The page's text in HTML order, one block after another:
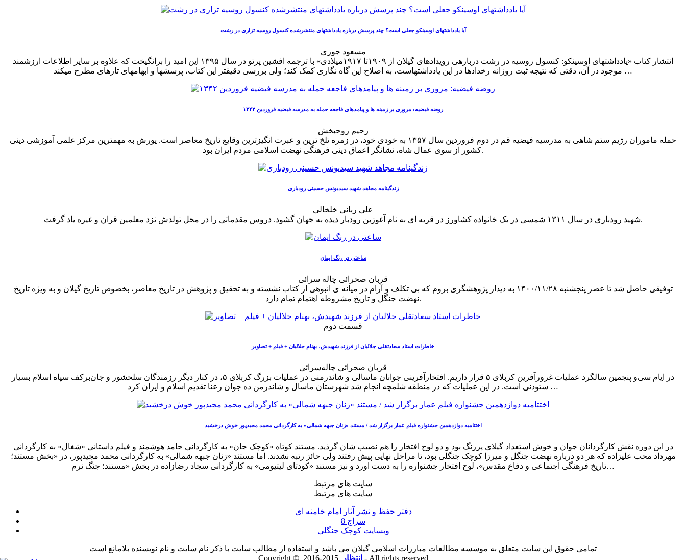
آیا یادداشتهای اوسینکو جعلی است؟ چند پرسش درباره یادداشتهای منتشرشده کنسول روسیه تزاری در رشت
مسعود جوزی
انتشار کتاب «یادداشتهای اوسینکو: کنسول روسیه در رشت دربارهی رویدادهای گیلان از ۱۹۰۹تا ۱۹۱۷میلادی» با ترجمه افشین پرتو در سال ۱۳۹۵ این امید را برانگیخت که علاوه بر سایر اطلاعات ارزشمند
موجود در آن، دقتی که نتیجه ثبت روزانه رخدادها در این یادداشتهاست، به اصلاح این گاه نگاری کمک کند؛ ولی بررسی دقیقتر این کتاب، پرسشها و ابهامهای تازهای مطرح میکند …
روضه فیضیه: مروری بر زمینه ها و پیامدهای فاجعه حمله به مدرسه فیضیه فروردین ۱۳۴۲
رحیم روحبخش
حمله ماموران رژیم ستم شاهی به مدرسیه فیضیه قم در دوم فروردین سال ۱۳۵۷ به خودی خود، در زمره تلخ ترین و عبرت انگیزترین وقایع تاریخ معاصر است. یورش به مهمترین مرکز علمی آموزشی دینی
کشور از سوی عمال شاه، نشانگر اعماق دینی فرهنگی نهضت اسلامی مردم ایران بود.
زندگینامه مجاهد شهید سیدیونس حسینی رودباری
علی ربانی خلخالی
شهید رودباری در سال ۱۳۱۱ شمسی در یک خانواده کشاورز در قریه ای به نام آغوزبن رودبار دیده به جهان گشود. دروس مقدماتی را در محل تولدش نزد معلمین قران و غیره یاد گرفت.
ساعتی در رنگ ایمان
قربان صحرائی چاله سرائی
توفیقی حاصل شد تا عصر پنجشنبه ۱۴۰۰/۱۱/۲۸ به دیدار پژوهشگری بروم که بی تکلف و آرام در میانه ی انبوهی از کتاب نشسته و به تحقیق و پژوهش در تاریخ معاصر، بخصوص تاریخ گیلان و به ویژه تاریخ
نهضت جنگل و تاریخ مشروطه اهتمام تمام دارد.
قسمت دوم
خاطرات استاد سعادتقلی جلالیان از فرزند شهیدش، بهنام جلالیان + فیلم + تصاویر
قربان صحرائی چاله‌سرائی
در ایام سی‌و پنجمین سالگرد عملیات غرورآفرین کربلای ۵ قرار داریم. افتخارآفرینی جوانان ماسالی و شاندرمنی در عملیات بزرگ کربلای ۵، در کنار دیگر رزمندگان سلحشور و جان‌برکف سپاه اسلام بسیار
ستودنی است. در این عملیات که در منطقه شلمچه انجام شد شهرستان ماسال و شاندرمن ده جوان رعنا تقدیم اسلام و ایران کرد …
اختتامیه دوازدهمین جشنواره فیلم عمار برگزار شد / مستند «زنان جبهه شمالی» به کارگردانی محمد مجیدپور خوش درخشید
در این دوره نقش کارگردانان جوان و خوش استعداد گیلای پررنگ بود و دو لوح افتخار را هم نصیب شان گرذید. مستند کوتاه «کوچک جان» به کارگردانی حامد هوشمند و فیلم داستانی «شغال» به کارگردانی
مهرداد محب علیزاده که هر دو درباره نهضت جنگل و میرزا کوچک جنگلی بود، تا مراحل نهایی پیش رفتند ولی حائز رتبه نشدند. اما مستند «زنان جبهه شمالی» به کارگردانی محمد مجیدپور، در «بخش مستند؛
تاریخ فرهنگی اجتماعی و دفاع مقدس»، لوح افتخار جشنواره را به دست اورد و نیز مستند «کودتای لیتیومی» به کارگردانی سجاد رضازاده در بخش «مستند؛ جنگ نرم…
سایت های مرتبط
سایت های مرتبط
دفتر حفظ و نشر آثار امام خامنه ای
سراج 8
وبسایت کوچک جنگلی
تمامی حقوق این سایت متعلق به موسسه مطالعات مبارزات اسلامی گیلان می باشد و استفاده از مطالب سایت با ذکر نام سایت و نام نویسنده بلامانع است